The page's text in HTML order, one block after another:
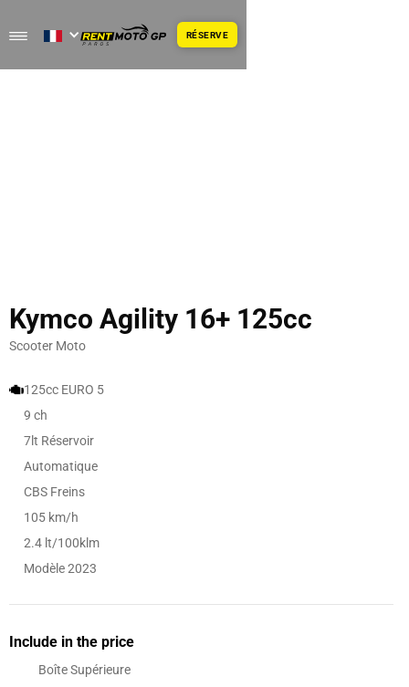
RÉSERVE
Kymco Agility 16+ 125cc
Scooter Moto
125cc EURO 5
9 ch
7lt Réservoir
Automatique
CBS Freins
105 km/h
2.4 lt/100klm
Modèle 2023
Include in the price
Boîte Supérieure